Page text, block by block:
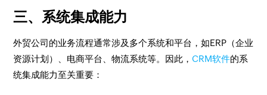
三、系统集成能力
外贸公司的业务流程通常涉及多个系统和平台，如ERP（企业
资源计划）、电商平台、物流系统等。因此，CRM软件的系
统集成能力至关重要：